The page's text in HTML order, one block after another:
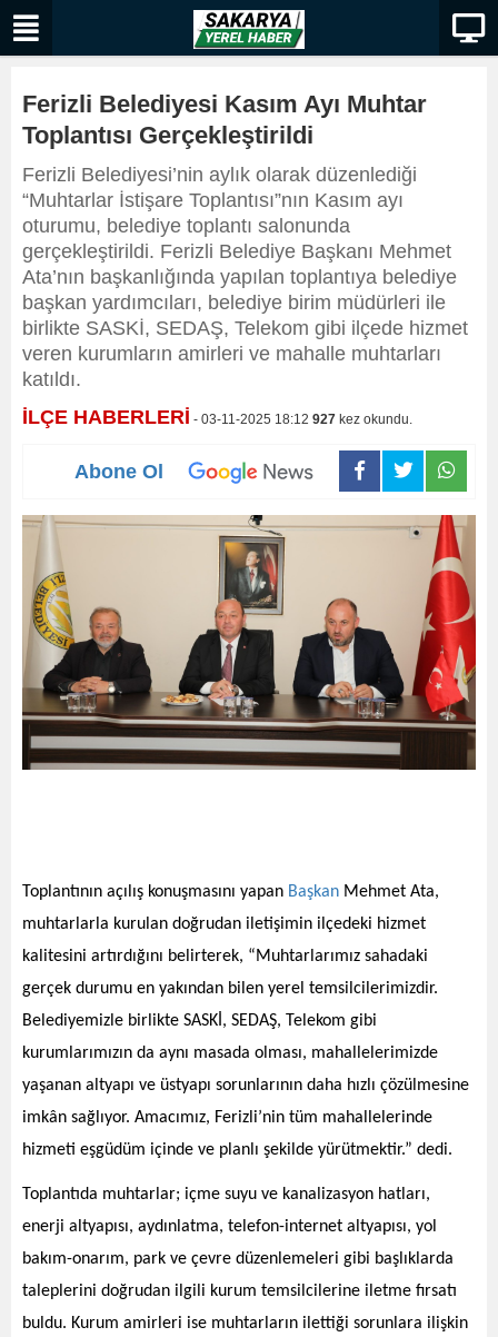
Ferizli Belediyesi Kasım Ayı Muhtar
Toplantısı Gerçekleştirildi
Ferizli Belediyesi’nin aylık olarak düzenlediği
“Muhtarlar İstişare Toplantısı”nın Kasım ayı
oturumu, belediye toplantı salonunda
gerçekleştirildi. Ferizli Belediye Başkanı Mehmet
Ata’nın başkanlığında yapılan toplantıya belediye
başkan yardımcıları, belediye birim müdürleri ile
birlikte SASKİ, SEDAŞ, Telekom gibi ilçede hizmet
veren kurumların amirleri ve mahalle muhtarları
katıldı.
İLÇE HABERLERİ - 03-11-2025 18:12 927 kez okundu.
Abone Ol
Toplantının açılış konuşmasını yapan Başkan Mehmet Ata,
muhtarlarla kurulan doğrudan iletişimin ilçedeki hizmet
kalitesini artırdığını belirterek, “Muhtarlarımız sahadaki
gerçek durumu en yakından bilen yerel temsilcilerimizdir.
Belediyemizle birlikte SASKİ, SEDAŞ, Telekom gibi
kurumlarımızın da aynı masada olması, mahallelerimizde
yaşanan altyapı ve üstyapı sorunlarının daha hızlı çözülmesine
imkân sağlıyor. Amacımız, Ferizli’nin tüm mahallelerinde
hizmeti eşgüdüm içinde ve planlı şekilde yürütmektir.” dedi.
Toplantıda muhtarlar; içme suyu ve kanalizasyon hatları,
enerji altyapısı, aydınlatma, telefon-internet altyapısı, yol
bakım-onarım, park ve çevre düzenlemeleri gibi başlıklarda
taleplerini doğrudan ilgili kurum temsilcilerine iletme fırsatı
buldu. Kurum amirleri ise muhtarların ilettiği sorunlara ilişkin